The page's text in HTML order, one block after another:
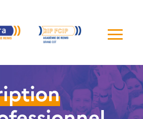
de